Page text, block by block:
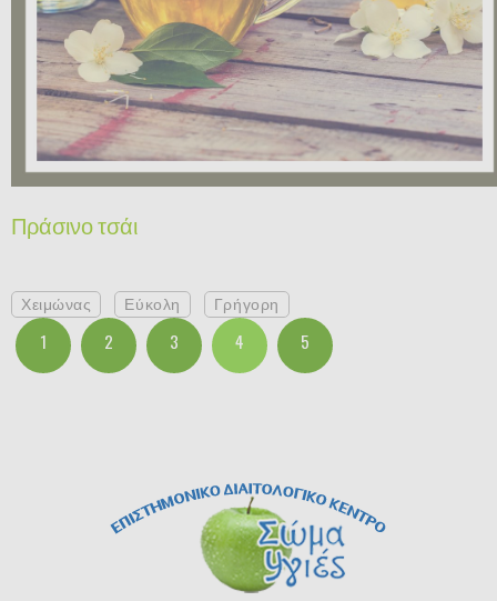
Πράσινο τσάι
Χειμώνας Εύκολη Γρήγορη
1 2 3 4 5